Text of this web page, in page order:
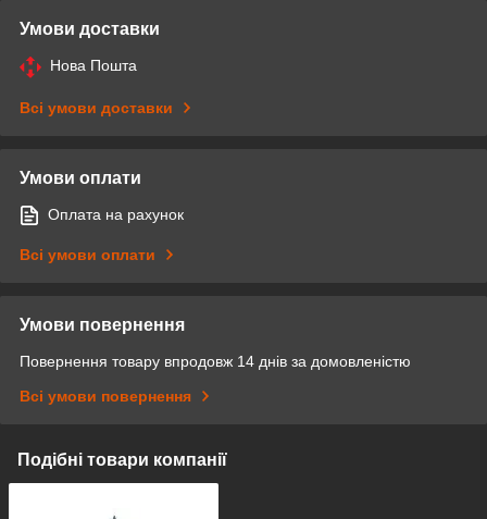
Умови доставки
Нова Пошта
Всі умови доставки
Умови оплати
Оплата на рахунок
Всі умови оплати
Умови повернення
Повернення товару впродовж 14 днів за домовленістю
Всі умови повернення
Подібні товари компанії